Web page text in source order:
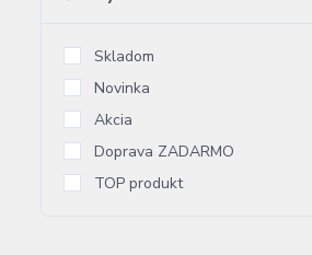
Skladom
Novinka
Akcia
Doprava ZADARMO
TOP produkt